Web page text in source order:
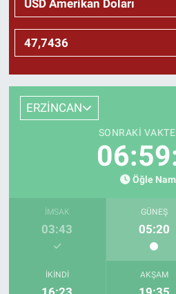
ERZİNCAN
SONRAKI
Öğle
İMSAK
03:43
GÜNEŞ
05:20
İKINDI AKŞAM